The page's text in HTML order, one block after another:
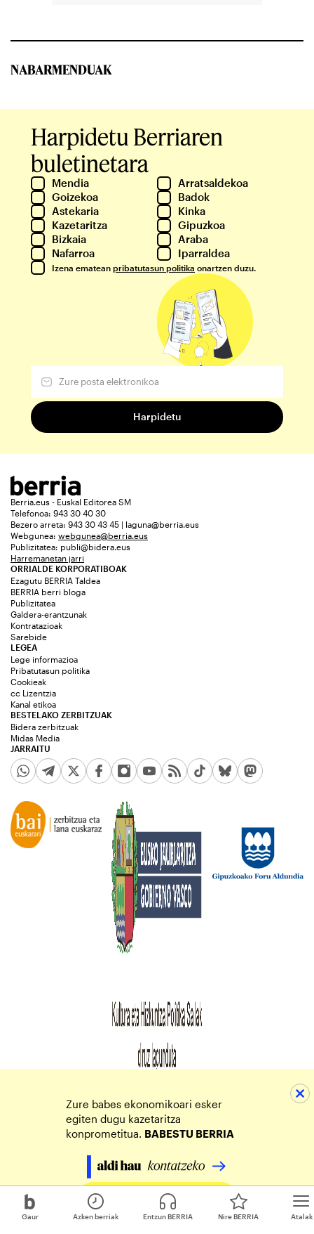
Gaur Atalak
Azken berriak Entzun BERRIA Nire BERRIA
NABARMENDUAK
Harpidetu Berriaren
buletinetara
Mendia
Arratsaldekoa
Goizekoa
Badok
Astekaria
Kinka
Kazetaritza
Gipuzkoa
Bizkaia
Araba
Nafarroa
Iparraldea
Izena ematean pribatutasun politika onartzen duzu.
Berria.eus - Euskal Editorea SM
Telefonoa: 943 30 40 30
Bezero arreta: 943 30 43 45 | laguna@berria.eus
Webgunea: webgunea@berria.eus
Publizitatea: publi@bidera.eus
Harremanetan jarri
ORRIALDE KORPORATIBOAK
Ezagutu BERRIA Taldea
BERRIA berri bloga
Publizitatea
Galdera-erantzunak
Kontratazioak
Sarebide
JARRAITU
LEGEA
Lege informazioa
Pribatutasun politika
Cookieak
cc Lizentzia
Kanal etikoa
BESTELAKO ZERBITZUAK
Bidera zerbitzuak
Midas Media
Zure babes ekonomikoari esker
egiten dugu kazetaritza
konprometitua. BABESTU BERRIA
Egin zure ekarpena